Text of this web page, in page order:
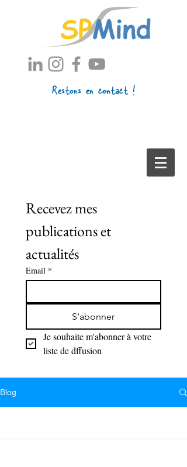
Restons en contact !
Recevez mes
publications et
actualités
Email *
S'abonner
Je souhaite m'abonner à votre
liste de dffusion
Blog